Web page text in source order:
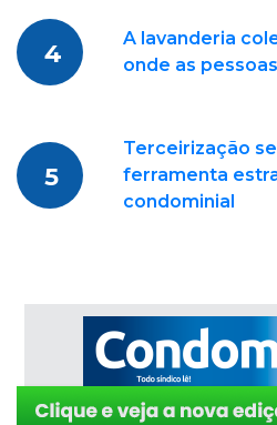
4
A lavanderia
onde as
5
Terceirização
ferramenta
condominial